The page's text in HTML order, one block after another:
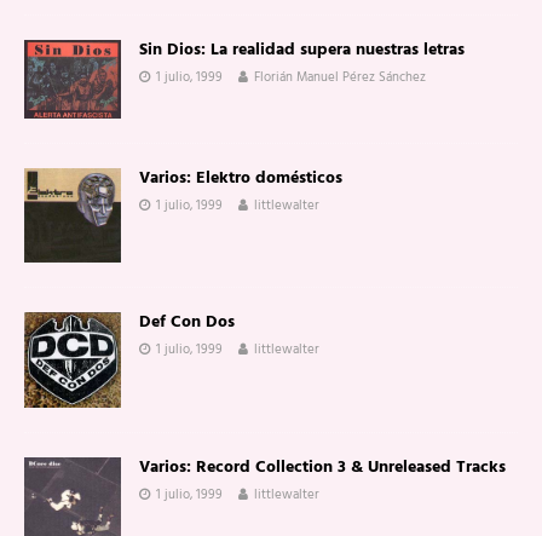
Sin Dios: La realidad supera nuestras letras
1 julio, 1999 Florián Manuel Pérez Sánchez
Varios: Elektro domésticos
1 julio, 1999 littlewalter
Def Con Dos
1 julio, 1999 littlewalter
Varios: Record Collection 3 & Unreleased Tracks
1 julio, 1999 littlewalter